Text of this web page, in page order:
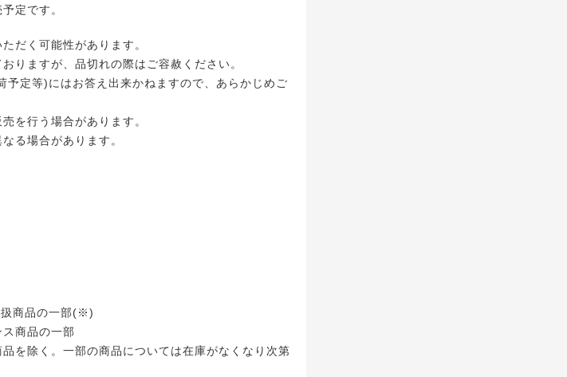
定です。
だく可能性があります。
りますが、品切れの際はご容赦ください。
定等)にはお答え出来かねますので、あらかじめご
を行う場合があります。
る場合があります。
商品の一部(※)
商品の一部
を除く。一部の商品については在庫がなくなり次第